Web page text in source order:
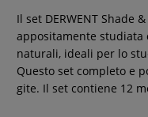
Il set DERWENT Shade
appositamente
naturali, ideali per lo
Questo set completo e
gite. Il set contiene 12